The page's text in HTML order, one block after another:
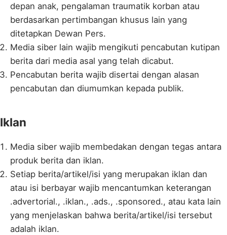
depan anak, pengalaman traumatik korban atau
berdasarkan pertimbangan khusus lain yang
ditetapkan Dewan Pers.
Media siber lain wajib mengikuti pencabutan kutipan
berita dari media asal yang telah dicabut.
Pencabutan berita wajib disertai dengan alasan
pencabutan dan diumumkan kepada publik.
Iklan
Media siber wajib membedakan dengan tegas antara
produk berita dan iklan.
Setiap berita/artikel/isi yang merupakan iklan dan
atau isi berbayar wajib mencantumkan keterangan
.advertorial., .iklan., .ads., .sponsored., atau kata lain
yang menjelaskan bahwa berita/artikel/isi tersebut
adalah iklan.